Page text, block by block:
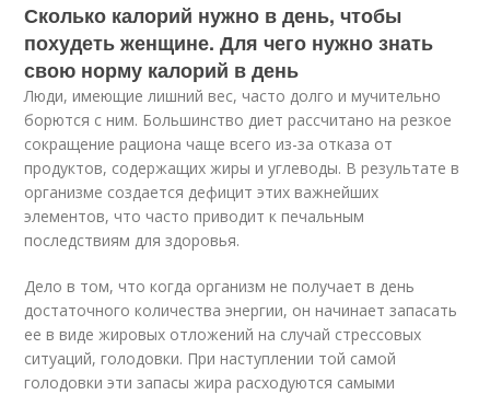
Сколько калорий нужно в день, чтобы
похудеть женщине. Для чего нужно знать
свою норму калорий в день
Люди, имеющие лишний вес, часто долго и мучительно
борются с ним. Большинство диет рассчитано на резкое
сокращение рациона чаще всего из-за отказа от
продуктов, содержащих жиры и углеводы. В результате в
организме создается дефицит этих важнейших
элементов, что часто приводит к печальным
последствиям для здоровья.
Дело в том, что когда организм не получает в день
достаточного количества энергии, он начинает запасать
ее в виде жировых отложений на случай стрессовых
ситуаций, голодовки. При наступлении той самой
голодовки эти запасы жира расходуются самыми